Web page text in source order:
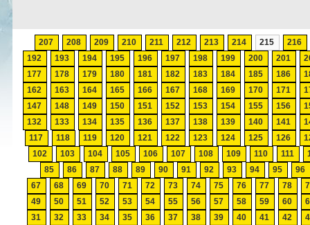
216
215
214
213
212
211
210
209
208
207
201
200
199
198
197
196
195
194
193
192
186
185
184
183
182
181
180
179
178
177
171
170
169
168
167
166
165
164
163
162
156
155
154
153
152
151
150
149
148
147
141
140
139
138
137
136
135
134
133
132
126
125
124
123
122
121
120
119
118
117
111
110
109
108
107
106
105
104
103
102
96
95
94
93
92
91
90
89
88
87
86
85
78
77
76
75
74
73
72
71
70
69
68
67
60
59
58
57
56
55
54
53
52
51
50
49
42
41
40
39
38
37
36
35
34
33
32
31